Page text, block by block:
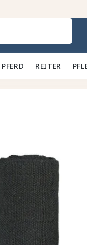
PFERD 🐎 REITER 👕